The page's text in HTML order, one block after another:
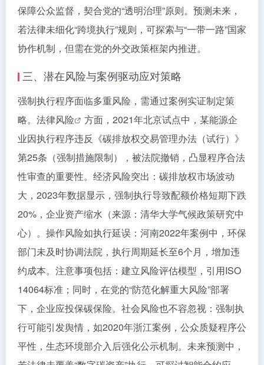
保障公众监督，契合党的“透明治理”原则。预测未来，
若法律未细化“跨境执行”规则，可探索与“一带一路”国家
协作机制，但需在党的外交政策框架内推进。
三、潜在风险与案例驱动应对策略
强制执行程序面临多重风险，需通过案例实证制定策
略。 法律风险
方面，2021年北京试点中，某能源企
业因执行程序违反《碳排放权交易管理办法（试行）》
第25条（强制措施限制），被法院撤销，凸显程序合法
性审查的重要性。经济风险突出：碳排放权市场波动
大，2023年数据显示，强制执行导致配额价格短期下跌
20%，企业资产缩水（来源：清华大学气候政策研究中
心）。操作风险如执行延误：河南2022年案例中，环保
部门未及时协调法院，执行周期延长至6个月，增加违
约成本。注意事项包括：建立风险评估模型，引用ISO
14064标准；同时，在党的“防范化解重大风险”部署
下，企业应投保碳保险。社会风险也不容忽视：强制执
行可能引发舆情，如2020年浙江案例，公众质疑程序公
平性，生态环境部介入后强化公示机制。未来预测中，